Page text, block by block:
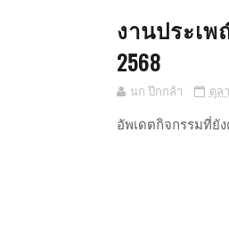
งานประเ
2568
นก ปีกกล้า ตุล
อัพเดตกิจกรรมที่ยั